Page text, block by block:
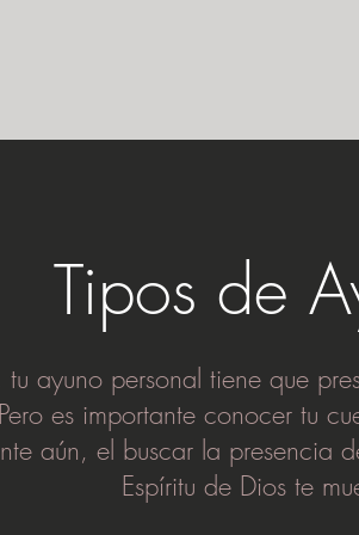
Tipos de
tu ayuno personal tiene que
es importante conocer tu
aún, el buscar la presencia
Espíritu de Dios te